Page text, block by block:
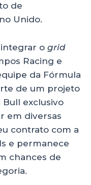
de
Unido.
integrar o grid
Racing e
da Fórmula
de um projeto
exclusivo
em diversas
contrato com a
e permanece
chances de